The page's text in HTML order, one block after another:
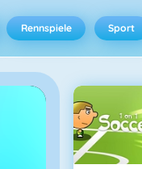
Rennspiele Sport